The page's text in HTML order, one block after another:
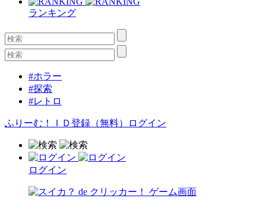
ランキング
#ホラー
#探索
#レトロ
ふりーむ！ＩＤ登録（無料） ログイン
ログイン